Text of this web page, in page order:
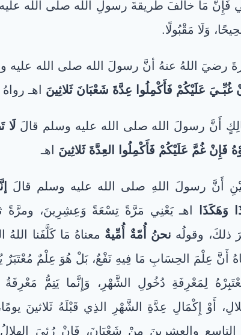
فَإِنَّ مَا خالَفَ طريقةَ رسولِ الله صلى الله
وَلَا مَقْبُولًا.
رضيَ اللهُ عنهُ أنَّ رسولَ الله صلى الله عليه
غُبِّـيَ عَلَيْكُمْ فَأَكْمِلُوا عِدَّةَ شَعْبَانَ ثَلاثِينَ اهـ
أَنَّ رسولَ الله صلى الله عليه وسلم قالَلَا
فَإِنْ غُمَّ عَلَيْكُمْ فَأَكْمِلُوا العِدَّةَ ثَلاثِينَ اهـ
أَنَّ رسولَ اللهِ صلى الله عليه وسلم قالَ
وَهَكَذَا
اهـ يَعْنِي مَرَّةً تِسْعَةً وَعِشِرِينَ، ومرَّةً
ذلكَ، وقولُه نحنُ أُمّةٌ أُمِّيةٌ معناهُ مَا كَلَّفَنا
أَنَّ عِلْمَ الحِسَابِ مَا فِيهِ نَفْعٌ، بَلْ هُوَ عِلْمٌ مُعْتَبَرٌ
لِمَعْرِفَةِ دُخُولِ الشَّهْرِ، وَإِنَّما يَتِمُّ مَعْرِفَةُ
أَوْ إِكْمَالِ عِدَّةِ الشَّهْرِ الذِي قَبْلَهُ ثَلاثينَ
والعشرينَ مِنْ شَعْبَانَ، فَإِنْ رُئِيَ الهلالُ